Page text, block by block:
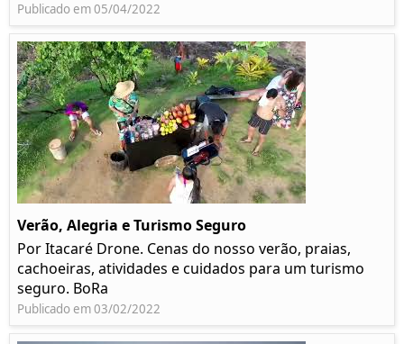
Publicado em 05/04/2022
Verão, Alegria e Turismo Seguro
Por Itacaré Drone. Cenas do nosso verão, praias,
cachoeiras, atividades e cuidados para um turismo
seguro. BoRa
Publicado em 03/02/2022